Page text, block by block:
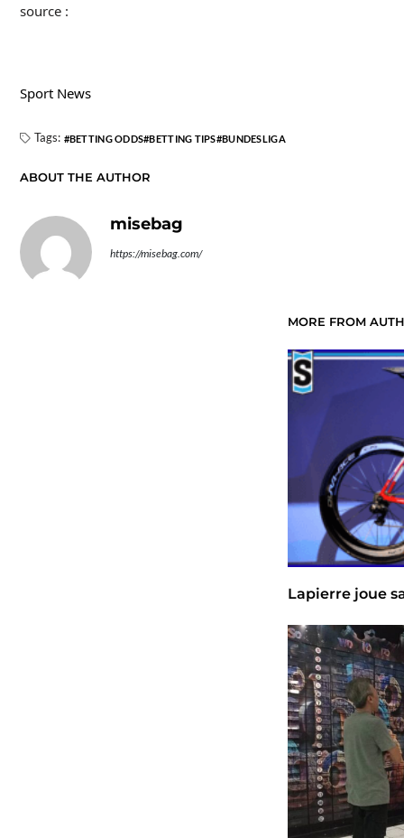
source :
Sport News
Tags: BETTING ODDS BETTING TIPS BUNDESLIGA
ABOUT THE AUTHOR
misebag
https://misebag.com/
MORE FROM
Lapierre joue